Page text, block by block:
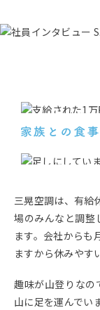
三晃空調は、有給
場のみんなと調整
ます。会社からも
ますから休みやす
趣味が山登りなの
山に足を運んでい